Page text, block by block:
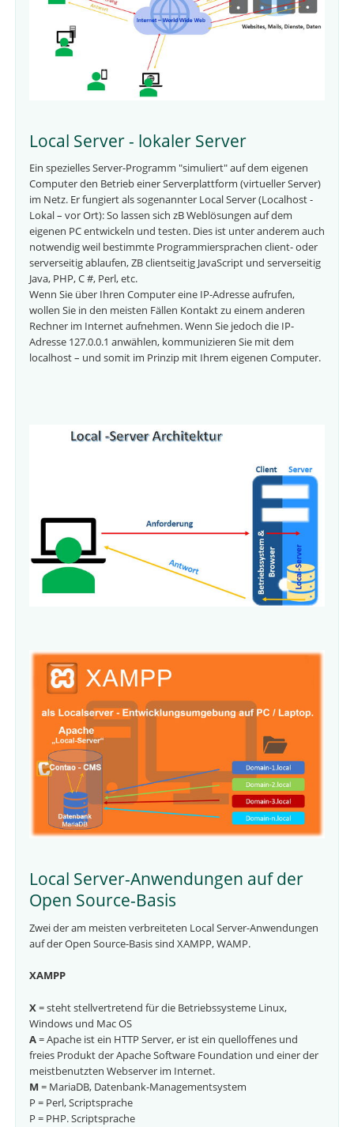
Local Server - lokaler Server
Ein spezielles Server-Programm "simuliert" auf dem eigenen
Computer den Betrieb einer Serverplattform (virtueller Server)
im Netz. Er fungiert als sogenannter Local Server (Localhost -
Lokal – vor Ort): So lassen sich zB Weblösungen auf dem
eigenen PC entwickeln und testen. Dies ist unter anderem auch
notwendig weil bestimmte Programmiersprachen client- oder
serverseitig ablaufen, ZB clientseitig JavaScript und serverseitig
Java, PHP, C #, Perl, etc.
Wenn Sie über Ihren Computer eine IP-Adresse aufrufen,
wollen Sie in den meisten Fällen Kontakt zu einem anderen
Rechner im Internet aufnehmen. Wenn Sie jedoch die IP-
Adresse 127.0.0.1 anwählen, kommunizieren Sie mit dem
localhost – und somit im Prinzip mit Ihrem eigenen Computer.
Local Server-Anwendungen auf der
Open Source-Basis
Zwei der am meisten verbreiteten Local Server-Anwendungen
auf der Open Source-Basis sind XAMPP, WAMP.
XAMPP
X= steht stellvertretend für die Betriebssysteme Linux,
Windows und Mac OS
A= Apache ist ein HTTP Server, er ist ein quelloffenes und
freies Produkt der Apache Software Foundation und einer der
meistbenutzten Webserver im Internet.
M = MariaDB, Datenbank-Managementsystem
P = Perl, Scriptsprache
P = PHP. Scriptsprache